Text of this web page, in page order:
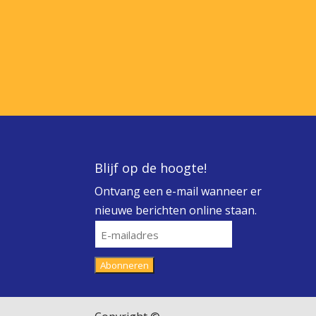
Blijf op de hoogte!
Ontvang een e-mail wanneer er
nieuwe berichten online staan.
E-
mailadres
Abonneren